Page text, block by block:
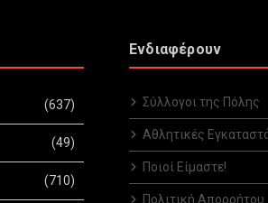
(637)
(49)
(710)
Ενδιαφέρουν
Σύλλογοι της Πόλης
Αθλητικές
Ποιοί Είμαστε!
Πολιτική Απορρήτου